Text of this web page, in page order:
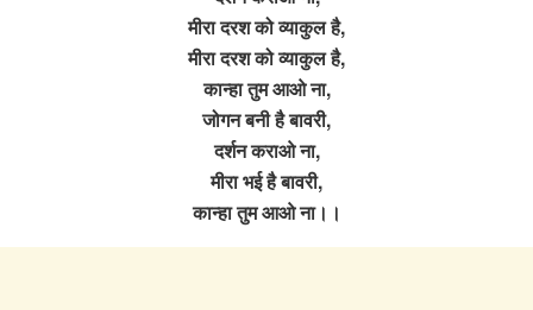
मीरा दरश को व्याकुल है,
मीरा दरश को व्याकुल है,
कान्हा तुम आओ ना,
जोगन बनी है बावरी,
दर्शन कराओ ना,
मीरा भई है बावरी,
कान्हा तुम आओ ना।।